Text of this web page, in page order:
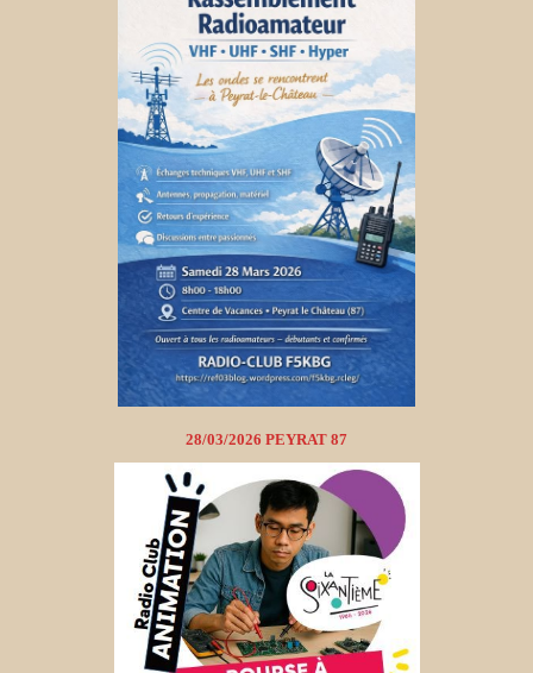
28/03/2026 PEYRAT 87